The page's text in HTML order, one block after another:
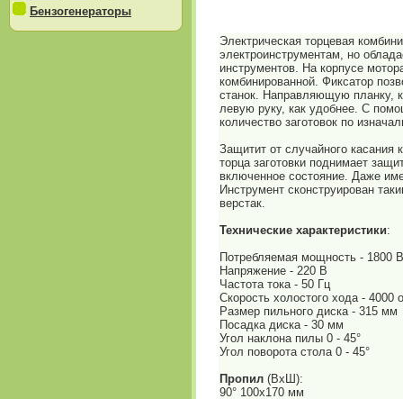
Бензогенераторы
Электрическая торцевая
электроинструментам, но
инструментов. На корпусе
комбинированной. Фиксатор
станок. Направляющую планку,
левую руку, как удобнее. С
количество заготовок по
Защитит от случайного касания
торца заготовки поднимает
включенное состояние. Даже
Инструмент сконструирован
верстак.
Технические характеристики:
Потребляемая мощность - 1800
Напряжение - 220 В
Частота тока - 50 Гц
Скорость холостого хода - 4000
Размер пильного диска - 315 мм
Посадка диска - 30 мм
Угол наклона пилы 0 - 45°
Угол поворота стола 0 - 45°
Пропил (ВхШ):
90° 100х170 мм